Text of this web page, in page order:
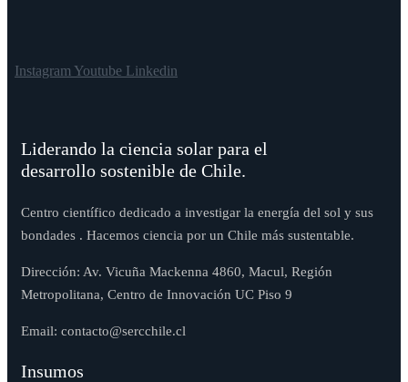
Instagram Youtube Linkedin
Liderando la ciencia solar para el
desarrollo sostenible de Chile.
Centro científico dedicado a investigar la energía del sol y sus
bondades . Hacemos ciencia por un Chile más sustentable.
Dirección: Av. Vicuña Mackenna 4860, Macul, Región
Metropolitana, Centro de Innovación UC Piso 9
Email: contacto@sercchile.cl
Insumos